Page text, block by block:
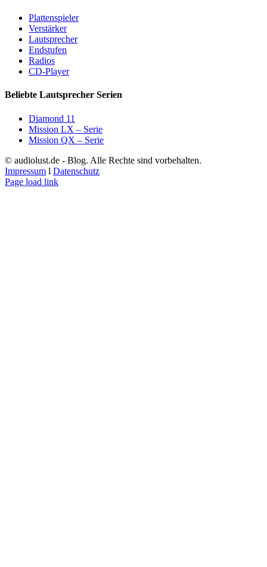
Plattenspieler
Verstärker
Lautsprecher
Endstufen
Radios
CD-Player
Beliebte Lautsprecher Serien
Diamond 11
Mission LX – Serie
Mission QX – Serie
© audiolust.de - Blog. Alle Rechte sind vorbehalten.
Impressum l Datenschutz
Page load link